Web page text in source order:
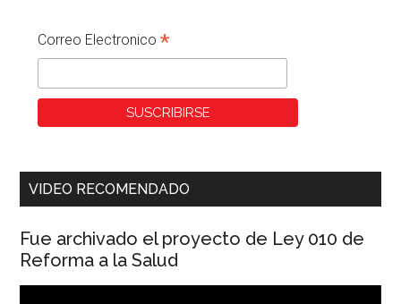
Correo Electronico*
VIDEO RECOMENDADO
Fue archivado el proyecto de Ley 010 de
Reforma a la Salud